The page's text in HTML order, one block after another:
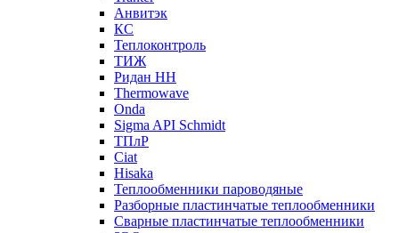
Анвитэк
КС
Теплоконтроль
ТИЖ
Ридан НН
Thermowave
Onda
Sigma API Schmidt
ТПлР
Ciat
Hisaka
Теплообменники пароводяные
Разборные пластинчатые теплообменники
Сварные пластинчатые теплообменники